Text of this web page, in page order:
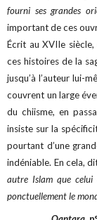
fourni ses grandes
important de ces
Écrit au XVIIe
ces histoires de la
jusqu’à l’auteur lui-
couvrent un large
du chiisme, en
insiste sur la
pourtant d’une
indéniable. En cela,
autre Islam que
ponctuellement le